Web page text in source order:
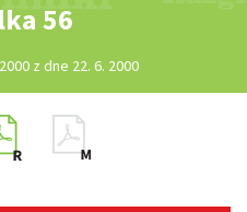
56
z dne 22. 6. 2000